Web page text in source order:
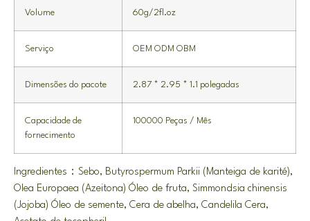
Volume 60g/2fl.oz
Serviço OEM ODM OBM
Dimensões do pacote 2.87 * 2.95 * 1.1 polegadas
Capacidade de
fornecimento
100000 Peças / Mês
Ingredientes：Sebo, Butyrospermum Parkii (Manteiga de karité),
Olea Europaea (Azeitona) Óleo de fruta, Simmondsia chinensis
(Jojoba) Óleo de semente, Cera de abelha, Candelila Cera,